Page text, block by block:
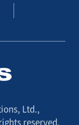
Ltd.,
reserved.